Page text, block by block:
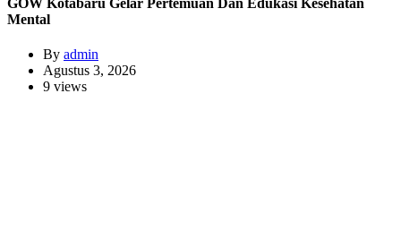
GOW Kotabaru Gelar Pertemuan Dan Edukasi Kesehatan
Mental
By admin
Agustus 3, 2026
9 views